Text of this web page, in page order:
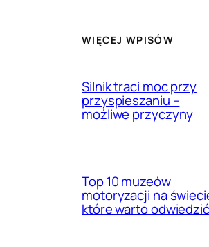
WIĘCEJ WPISÓW
Silnik traci moc przy
przyspieszaniu –
możliwe przyczyny
Top 10 muzeów
motoryzacji na
które warto odwiedzić